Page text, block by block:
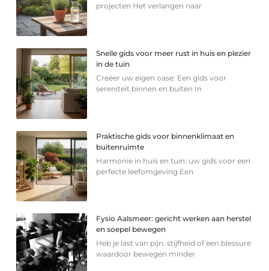
projecten Het verlangen naar
Snelle gids voor meer rust in huis en plezier
in de tuin
Creëer uw eigen oase: Een gids voor
sereniteit binnen en buiten In
Praktische gids voor binnenklimaat en
buitenruimte
Harmonie in huis en tuin: uw gids voor een
perfecte leefomgeving Een
Fysio Aalsmeer: gericht werken aan herstel
en soepel bewegen
Heb je last van pijn, stijfheid of een blessure
waardoor bewegen minder